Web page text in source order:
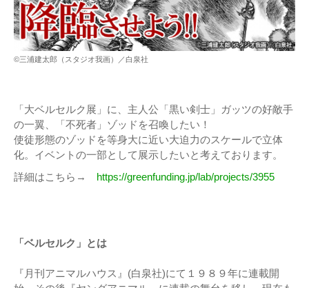
©三浦建太郎（スタジオ我画）／白泉社
「大ベルセルク展」に、主人公「黒い剣士」ガッツの好敵手
の一翼、「不死者」ゾッドを召喚したい！
使徒形態のゾッドを等身大に近い大迫力のスケールで立体
化。イベントの一部として展示したいと考えております。
詳細はこちら→ https://greenfunding.jp/lab/projects/3955
「ベルセルク」とは
『月刊アニマルハウス』(白泉社)にて１９８９年に連載開